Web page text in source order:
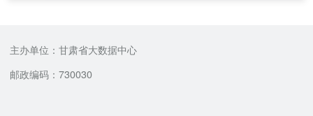
主办单位：甘肃省大数据中心
邮政编码：730030